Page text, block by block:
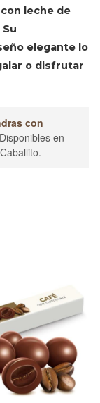
leche de
elegante lo
o disfrutar
con
Disponibles en